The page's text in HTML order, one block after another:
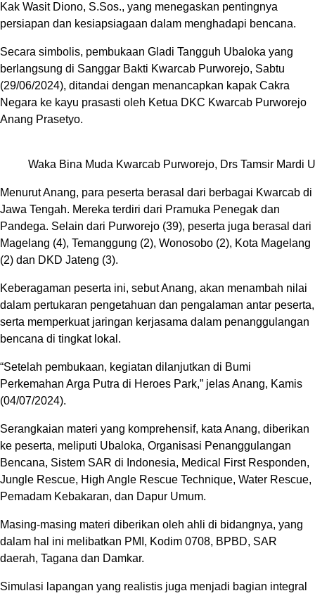
Kak Wasit Diono, S.Sos., yang menegaskan pentingnya
persiapan dan kesiapsiagaan dalam menghadapi bencana.
Secara simbolis, pembukaan Gladi Tangguh Ubaloka yang
berlangsung di Sanggar Bakti Kwarcab Purworejo, Sabtu
(29/06/2024), ditandai dengan menancapkan kapak Cakra
Negara ke kayu prasasti oleh Ketua DKC Kwarcab Purworejo
Anang Prasetyo.
Waka Bina Muda Kwarcab Purworejo, Drs Tamsir Mardi
Menurut Anang, para peserta berasal dari berbagai Kwarcab di
Jawa Tengah. Mereka terdiri dari Pramuka Penegak dan
Pandega. Selain dari Purworejo (39), peserta juga berasal dari
Magelang (4), Temanggung (2), Wonosobo (2), Kota Magelang
(2) dan DKD Jateng (3).
Keberagaman peserta ini, sebut Anang, akan menambah nilai
dalam pertukaran pengetahuan dan pengalaman antar peserta,
serta memperkuat jaringan kerjasama dalam penanggulangan
bencana di tingkat lokal.
“Setelah pembukaan, kegiatan dilanjutkan di Bumi
Perkemahan Arga Putra di Heroes Park,” jelas Anang, Kamis
(04/07/2024).
Serangkaian materi yang komprehensif, kata Anang, diberikan
ke peserta, meliputi Ubaloka, Organisasi Penanggulangan
Bencana, Sistem SAR di Indonesia, Medical First Responden,
Jungle Rescue, High Angle Rescue Technique, Water Rescue,
Pemadam Kebakaran, dan Dapur Umum.
Masing-masing materi diberikan oleh ahli di bidangnya, yang
dalam hal ini melibatkan PMI, Kodim 0708, BPBD, SAR
daerah, Tagana dan Damkar.
Simulasi lapangan yang realistis juga menjadi bagian integral